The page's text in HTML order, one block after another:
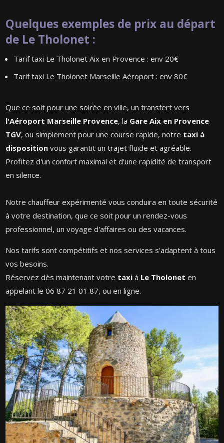
Quelques exemples de prix au départ
de Le Tholonet :
Tarif taxi Le Tholonet Aix en Provence : env 20€
Tarif taxi Le Tholonet Marseille Aéroport : env 80€
Que ce soit pour une soirée en ville, un transfert vers
l'Aéroport Marseille Provence, la Gare Aix en Provence
TGV, ou simplement pour une course rapide, notre taxi à
disposition vous garantit un trajet fluide et agréable.
Profitez d'un confort maximal et d'une rapidité de transport
en silence.
Notre chauffeur expérimenté vous conduira en toute sécurité
à votre destination, que ce soit pour un rendez-vous
professionnel, un voyage d'affaires ou des vacances.
Nos tarifs sont compétitifs et nos services s'adaptent à tous
vos besoins.
Réservez dès maintenant votre taxi à Le Tholonet en
appelant le 06 87 21 01 87, ou en ligne.